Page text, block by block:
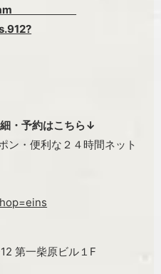
・予約はこちら↓
ン・便利な２４時間ネット
第一柴原ビル１F